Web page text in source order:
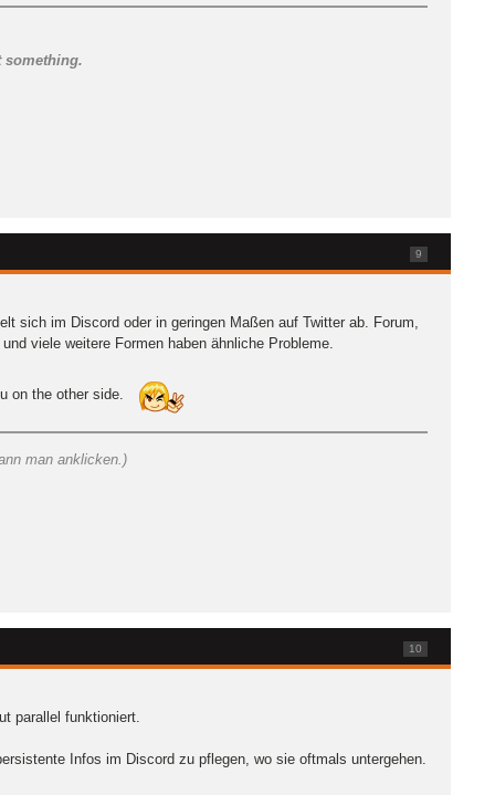
something.
9
sich im Discord oder in geringen Maßen auf Twitter ab. Forum,
viele weitere Formen haben ähnliche Probleme.
on the other side.
man anklicken.)
10
parallel funktioniert.
Infos im Discord zu pflegen, wo sie oftmals untergehen.